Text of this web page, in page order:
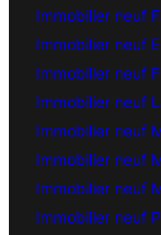
Immobilier neuf
Immobilier neuf
Immobilier neuf
Immobilier neuf
Immobilier neuf
Immobilier neuf
Immobilier neuf
Immobilier neuf